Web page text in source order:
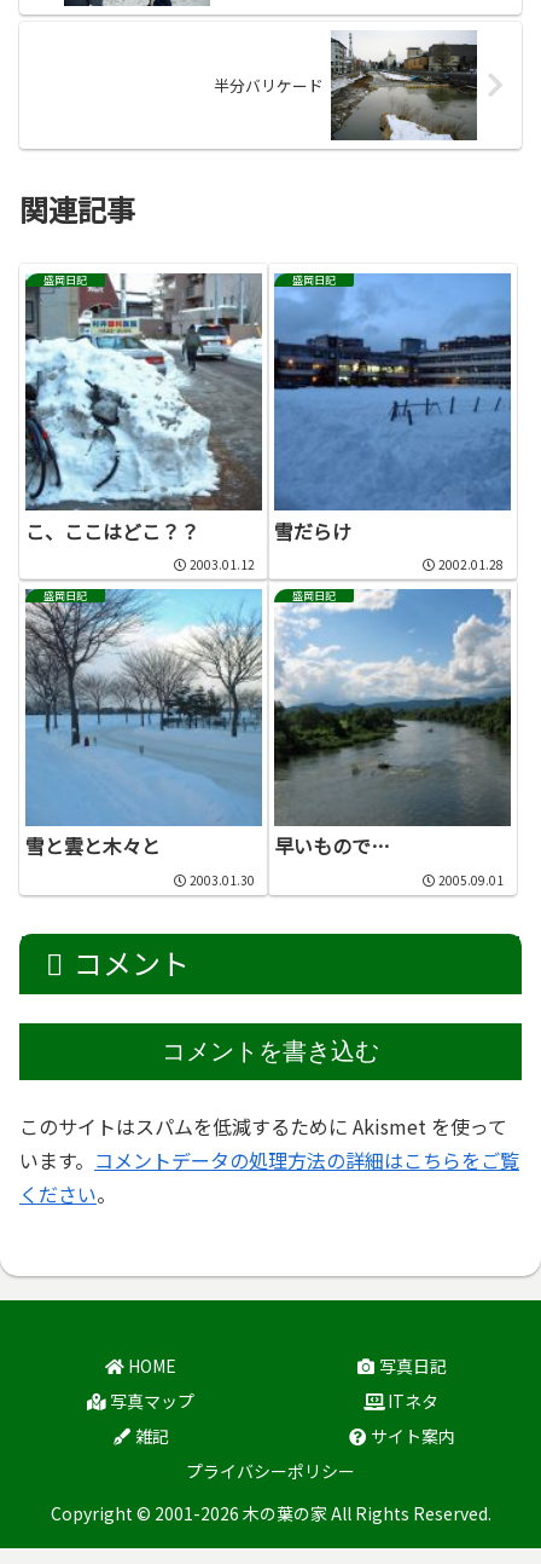
半分バリケード
関連記事
盛岡日記
こ、ここはどこ？？
2003.01.12
盛岡日記
雪だらけ
2002.01.28
盛岡日記
雪と雲と木々と
2003.01.30
盛岡日記
早いもので…
2005.09.01
コメント
コメントを書き込む
このサイトはスパムを低減するために Akismet を使って
います。 コメントデータの処理方法の詳細はこちらをご覧
ください。
HOME
写真日記
写真マップ
ITネタ
雑記
サイト案内
プライバシーポリシー
Copyright © 2001-2026 木の葉の家 All Rights Reserved.